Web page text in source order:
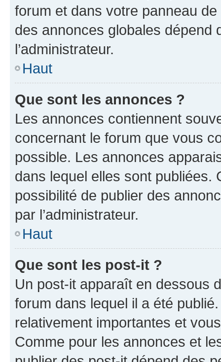
forum et dans votre panneau
des annonces globales dépend
l’administrateur.
Haut
Que sont les annonces ?
Les annonces contiennent
concernant le forum que vous
possible. Les annonces
dans lequel elles sont publiées.
possibilité de publier des
par l’administrateur.
Haut
Que sont les post-it ?
Un post-it apparaît en dessous
forum dans lequel il a été
relativement importantes et
Comme pour les annonces et